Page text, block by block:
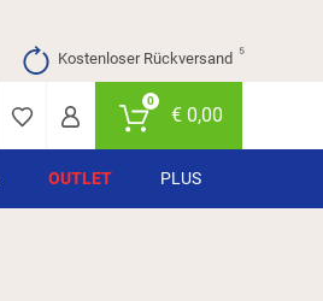
Kostenloser Rückversand ⁵
0
€0,00
OUTLET PLUS